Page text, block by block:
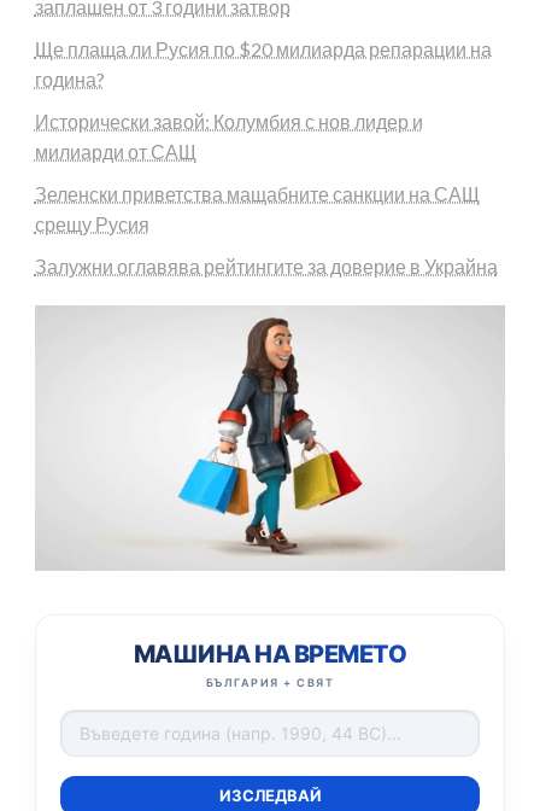
заплашен от 3 години затвор
Ще плаща ли Русия по $20 милиарда репарации на
година?
Исторически завой: Колумбия с нов лидер и
милиарди от САЩ
Зеленски приветства мащабните санкции на САЩ
срещу Русия
Залужни оглавява рейтингите за доверие в Украйна
МАШИНА НА ВРЕМЕТО
БЪЛГАРИЯ + СВЯТ
ИЗСЛЕДВАЙ